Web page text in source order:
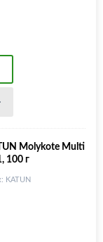
Molykote Multi
100 г
KATUN